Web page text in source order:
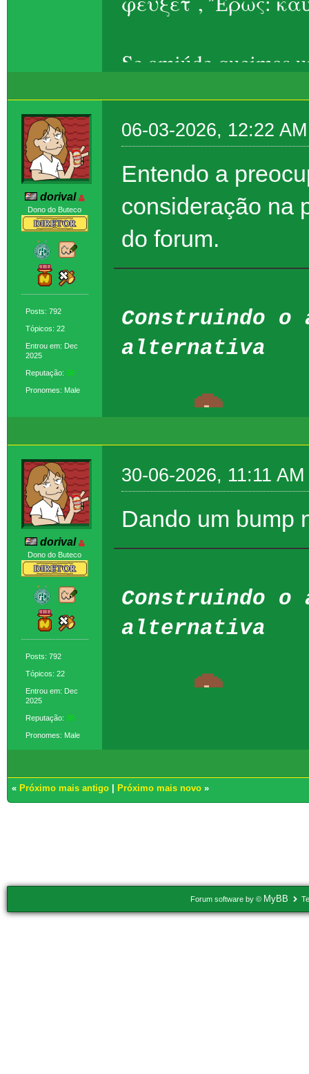
Se amiúde queimas
Eros, ela foge –
dorival
Dono do Buteco
Posts: 792
Tópicos: 22
Entrou em: Dec
2025
Reputação: 38
Pronomes: Male
06-03-2026, 12:22 AM
Entendo a
consideração na
do forum.
Construindo o
alternativa
dorival
Dono do Buteco
Posts: 792
Tópicos: 22
Entrou em: Dec
2025
Reputação: 38
Pronomes: Male
30-06-2026, 11:11 AM
Dando um bump
Construindo o
alternativa
« Próximo mais antigo Próximo mais novo »
Forum software by © MyBB